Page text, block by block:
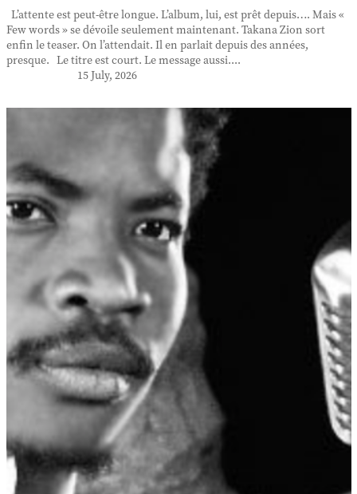
L’attente est peut-être longue. L’album, lui, est prêt depuis…. Mais «
Few words » se dévoile seulement maintenant. Takana Zion sort
enfin le teaser. On l’attendait. Il en parlait depuis des années,
presque. Le titre est court. Le message aussi....
15 July, 2026